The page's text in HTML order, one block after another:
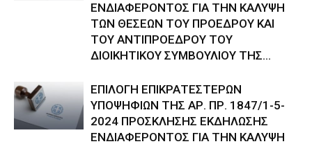
ΕΝΔΙΑΦΕΡΟΝΤΟΣ ΓΙΑ ΤΗΝ ΚΑΛΥΨΗ
ΤΩΝ ΘΕΣΕΩΝ ΤΟΥ ΠΡΟΕΔΡΟΥ ΚΑΙ
ΤΟΥ ΑΝΤΙΠΡΟΕΔΡΟΥ ΤΟΥ
ΔΙΟΙΚΗΤΙΚΟΥ ΣΥΜΒΟΥΛΙΟΥ ΤΗΣ...
ΕΠΙΛΟΓΗ ΕΠΙΚΡΑΤΕΣΤΕΡΩΝ
ΥΠΟΨΗΦΙΩΝ ΤΗΣ ΑΡ. ΠΡ. 1847/1-5-
2024 ΠΡΟΣΚΛΗΣΗΣ ΕΚΔΗΛΩΣΗΣ
ΕΝΔΙΑΦΕΡΟΝΤΟΣ ΓΙΑ ΤΗΝ ΚΑΛΥΨΗ